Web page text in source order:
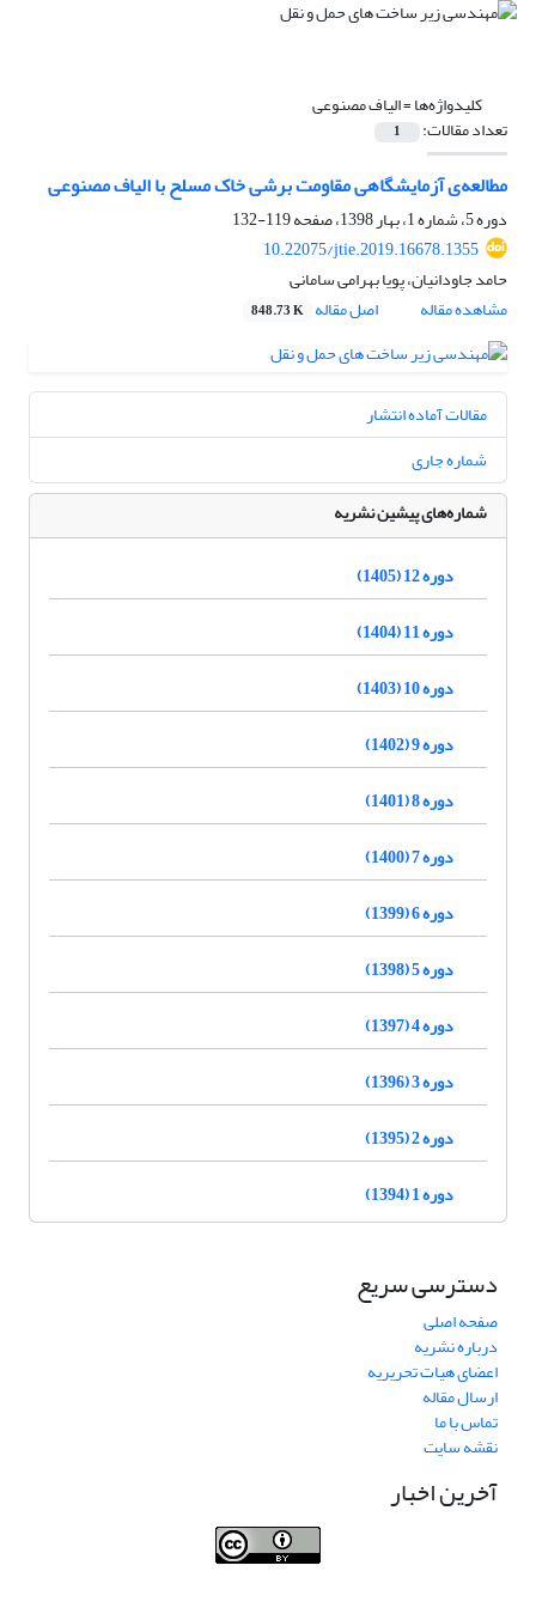
کلیدواژه‌ها =الیاف مصنوعی
تعداد مقالات: 1
مطالعه‌ی آزمایشگاهی مقاومت برشی خاک مسلح با الیاف مصنوعی
دوره 5، شماره 1، بهار 1398، صفحه
119-132
10.22075/jtie.2019.16678.1355
حامد جاودانیان، پویا بهرامی سامانی
مشاهده مقاله
اصل مقاله 848.73 K
مقالات آماده انتشار
شماره جاری
شماره‌های پیشین نشریه
دوره 12 (1405)
دوره 11 (1404)
دوره 10 (1403)
دوره 9 (1402)
دوره 8 (1401)
دوره 7 (1400)
دوره 6 (1399)
دوره 5 (1398)
دوره 4 (1397)
دوره 3 (1396)
دوره 2 (1395)
دوره 1 (1394)
دسترسی سریع
صفحه اصلی
درباره نشریه
اعضای هیات تحریریه
ارسال مقاله
تماس با ما
نقشه سایت
آخرین اخبار